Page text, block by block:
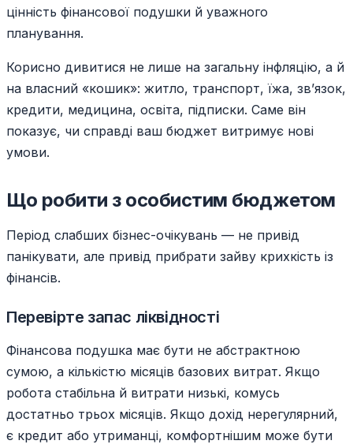
цінність фінансової подушки й уважного
планування.
Корисно дивитися не лише на загальну інфляцію, а й
на власний «кошик»: житло, транспорт, їжа, зв’язок,
кредити, медицина, освіта, підписки. Саме він
показує, чи справді ваш бюджет витримує нові
умови.
Що робити з особистим бюджетом
Період слабших бізнес-очікувань — не привід
панікувати, але привід прибрати зайву крихкість із
фінансів.
Перевірте запас ліквідності
Фінансова подушка має бути не абстрактною
сумою, а кількістю місяців базових витрат. Якщо
робота стабільна й витрати низькі, комусь
достатньо трьох місяців. Якщо дохід нерегулярний,
є кредит або утриманці, комфортнішим може бути